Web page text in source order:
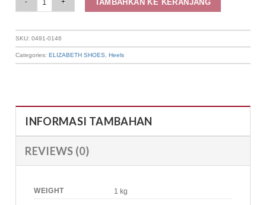
TAMBAHKAN KE KERANJANG
SKU:0491-0146
Categories:ELIZABETH SHOES ,Heels
INFORMASI TAMBAHAN
REVIEWS (0)
WEIGHT 1 kg